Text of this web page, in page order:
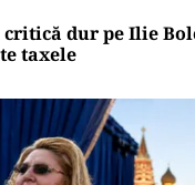
critică dur pe Ilie
taxele